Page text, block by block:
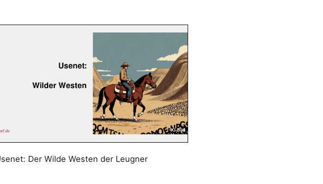
Der Wilde Westen der Leugner